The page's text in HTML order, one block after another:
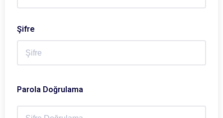
Şifre
Parola Doğrulama